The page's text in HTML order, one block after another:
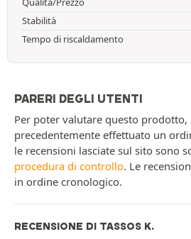
Stabilità
Tempo di riscaldamento
PARERI DEGLI UTENTI
Per poter valutare questo prodotto,
precedentemente effettuato un
le recensioni lasciate sul sito sono
procedura di controllo. Le
in ordine cronologico.
RECENSIONE DI TASSOS K.